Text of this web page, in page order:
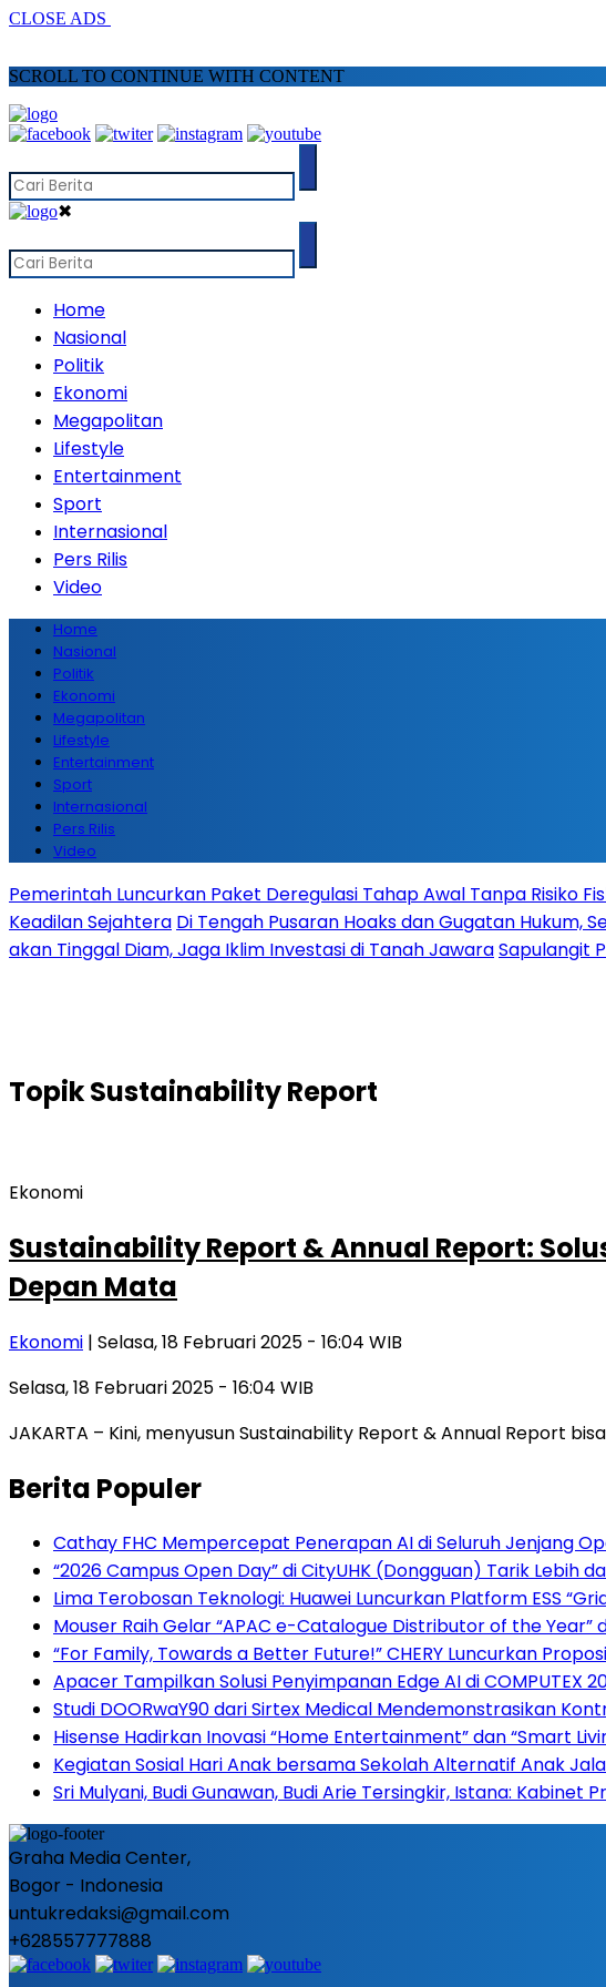
CLOSE ADS
SCROLL TO CONTINUE WITH CONTENT
✖
Home
Nasional
Politik
Ekonomi
Megapolitan
Lifestyle
Entertainment
Sport
Internasional
Pers Rilis
Video
Home
Nasional
Politik
Ekonomi
Megapolitan
Lifestyle
Entertainment
Sport
Internasional
Pers Rilis
Video
Pemerintah Luncurkan Paket Deregulasi Tahap Awal Tanpa Risiko
Keadilan Sejahtera Di Tengah Pusaran Hoaks dan Gugatan Hukum,
akan Tinggal Diam, Jaga Iklim Investasi di Tanah JawaraSapulangit
TopikSustainability Report
Ekonomi
Sustainability Report & Annual Report:
Depan Mata
Ekonomi | Selasa, 18 Februari 2025 - 16:04 WIB
Selasa, 18 Februari 2025 - 16:04 WIB
JAKARTA – Kini, menyusun Sustainability Report & Annual Report
Berita Populer
Cathay FHC Mempercepat Penerapan AI di Seluruh Jenjang
“2026 Campus Open Day” di CityUHK (Dongguan) Tarik Lebih
Lima Terobosan Teknologi: Huawei Luncurkan Platform ESS
Mouser Raih Gelar “APAC e-Catalogue Distributor of the
“For Family, Towards a Better Future!” CHERY Luncurkan
Apacer Tampilkan Solusi Penyimpanan Edge AI di COMPUTEX
Studi DOORwaY90 dari Sirtex Medical Mendemonstrasikan
Hisense Hadirkan Inovasi “Home Entertainment” dan “Smart
Kegiatan Sosial Hari Anak bersama Sekolah Alternatif Anak
Sri Mulyani, Budi Gunawan, Budi Arie Tersingkir, Istana: Kabinet
Graha Media Center,
Bogor - Indonesia
untukredaksi@gmail.com
+628557777888